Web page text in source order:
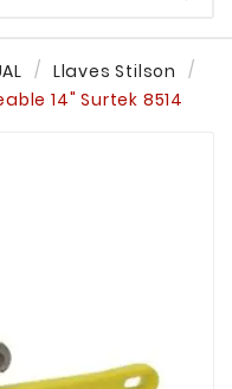
Llaves Stilson
14" Surtek 8514